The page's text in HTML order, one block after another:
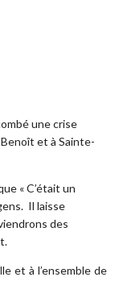
une crise
et à Sainte-
« C’était un
Il laisse
des
et à l’ensemble de